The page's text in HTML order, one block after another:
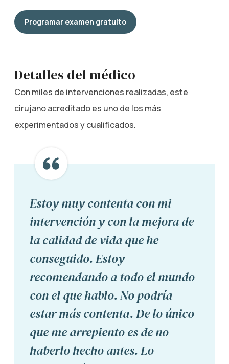
Programar examen gratuito
Detalles del médico
Con miles de intervenciones realizadas, este
cirujano acreditado es uno de los más
experimentados y cualificados.
Estoy muy contenta con mi
intervención y con la mejora de
la calidad de vida que he
conseguido. Estoy
recomendando a todo el mundo
con el que hablo. No podría
estar más contenta. De lo único
que me arrepiento es de no
haberlo hecho antes. Lo